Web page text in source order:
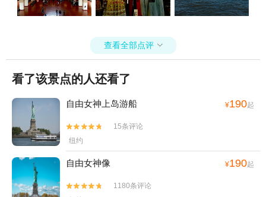
查看全部点评 
看了该景点的人还看了
自由女神上岛游船 ¥190起


15条评论
纽约
自由女神像 ¥190起


1180条评论